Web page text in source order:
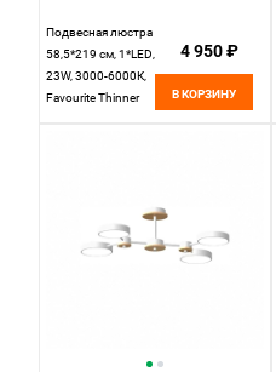
Подвесная люстра
58,5*219 см, 1*LED,
23W, 3000-6000К,
Favourite Thinner
4 950 ₽
В КОРЗИНУ